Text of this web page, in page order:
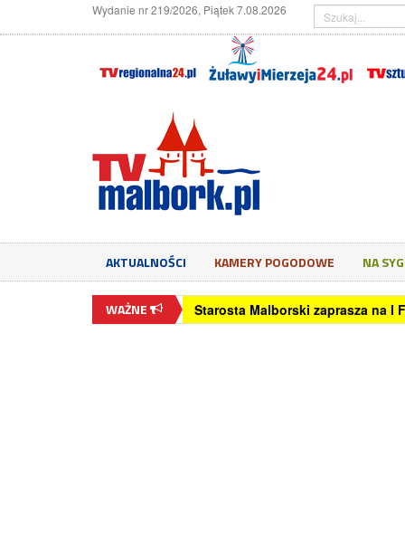
Wydanie nr 219/2026, Piątek 7.08.2026
AKTUALNOŚCI KAMERY POGODOWE NA
WAŻNE Starosta Malborski zaprasza na I